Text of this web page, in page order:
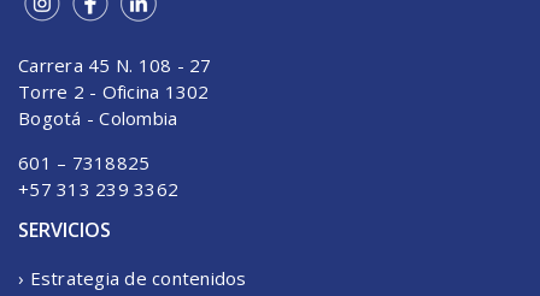
Carrera 45 N. 108 - 27
Torre 2 - Oficina 1302
Bogotá - Colombia
601 – 7318825
+57 313 239 3362
SERVICIOS
› Estrategia de contenidos